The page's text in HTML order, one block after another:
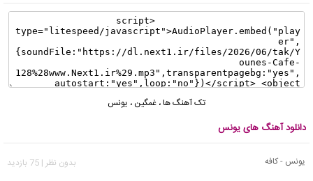
تک آهنگ ها، غمگین ، یونس
دانلود آهنگ های یونس
یونس - کافه
بدون نظر | 75 بازدید